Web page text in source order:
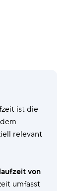
ist die
relevant
von
umfasst